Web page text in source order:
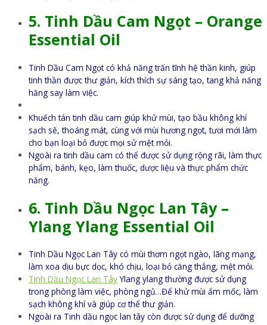
5. Tinh Dầu Cam Ngọt – Orange
Essential Oil
Tinh Dầu Cam Ngọt có khả năng trấn tĩnh hệ thần kinh, giúp
tinh thần được thư giản, kích thích sự sáng tạo, tang khả năng
hăng say làm việc.
Khuếch tán tinh dầu cam giúp khử mùi, tạo bầu không khí
sạch sẽ, thoáng mát, cùng với mùi hương ngọt, tươi mới làm
cho bạn loại bỏ được mọi sử mệt mỏi.
Ngoài ra tinh dầu cam có thể được sử dụng rộng rãi, làm thực
phẩm, bánh, kẹo, làm thuốc, dược liệu và thực phẩm chức
năng.
6. Tinh Dầu Ngọc Lan Tây –
Ylang Ylang Essential Oil
Tinh Dầu Ngọc Lan Tây có mùi thơm ngọt ngào, lãng mạng,
làm xoa dịu bực dọc, khó chịu, loại bỏ căng thẳng, mệt mỏi.
Tinh Dầu Ngọc Lan Tây Ylang ylang thường được sử dụng
trong phòng làm việc, phòng ngủ…Để khử mùi ẩm mốc, làm
sạch không khí và giúp cơ thể thư giản.
Ngoài ra Tinh dầu ngọc lan tây còn được sử dụng để dưỡng